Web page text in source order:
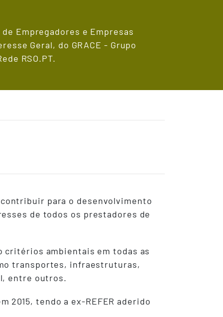
Empregadores e Empresas
Geral, do GRACE - Grupo
RSO.PT.
para o desenvolvimento
de todos os prestadores de
critérios ambientais em todas as
transportes, infraestruturas,
entre outros.
2015, tendo a ex-REFER aderido